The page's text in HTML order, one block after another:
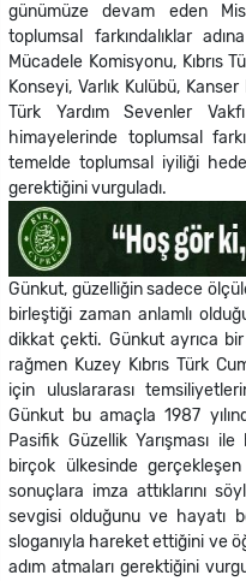
günümüze devam eden
toplumsal farkındalıklar
Mücadele Komisyonu, Kıbrıs
Konseyi, Varlık Kulübü,
Türk Yardım Sevenler
himayelerinde toplumsal
temelde toplumsal iyiliği
gerektiğini vurguladı.
Günkut, güzelliğin sadece
birleştiği zaman anlamlı
dikkat çekti. Günkut ayrıca
rağmen Kuzey Kıbrıs Türk
için uluslararası
Günkut bu amaçla 1987
Pasifik Güzellik Yarışması
birçok ülkesinde
sonuçlara imza attıklarını
sevgisi olduğunu ve hayatı
sloganıyla hareket ettiğini ve
adım atmaları gerektiğini